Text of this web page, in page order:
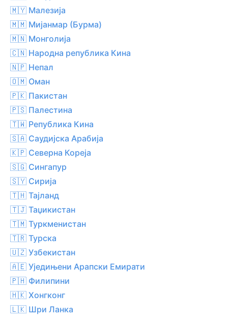
🇲🇾 Малезија
🇲🇲 Мијанмар (Бурма)
🇲🇳 Монголија
🇨🇳 Народна република Кина
🇳🇵 Непал
🇴🇲 Оман
🇵🇰 Пакистан
🇵🇸 Палестина
🇹🇼 Република Кина
🇸🇦 Саудијска Арабија
🇰🇵 Северна Кореја
🇸🇬 Сингапур
🇸🇾 Сирија
🇹🇭 Тајланд
🇹🇯 Таџикистан
🇹🇲 Туркменистан
🇹🇷 Турска
🇺🇿 Узбекистан
🇦🇪 Уједињени Арапски Емирати
🇵🇭 Филипини
🇭🇰 Хонгконг
🇱🇰 Шри Ланка